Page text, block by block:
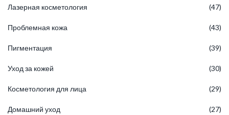
Лазерная косметология (47)
Проблемная кожа (43)
Пигментация (39)
Уход за кожей (30)
Косметология для лица (29)
Домашний уход (27)